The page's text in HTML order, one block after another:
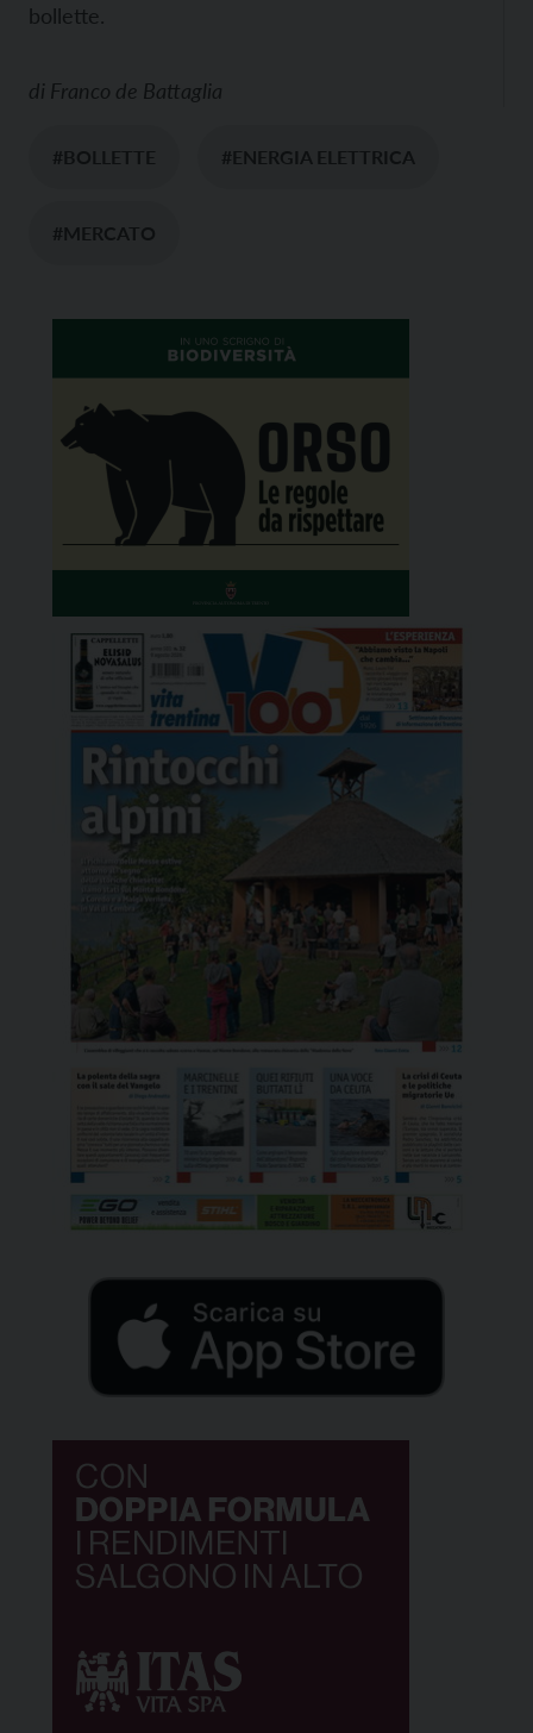
bollette.
di Franco de Battaglia
#BOLLETTE #ENERGIA ELETTRICA
#MERCATO